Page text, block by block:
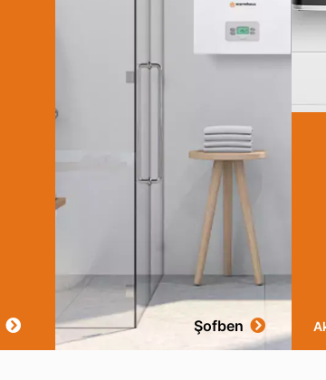
Şofben